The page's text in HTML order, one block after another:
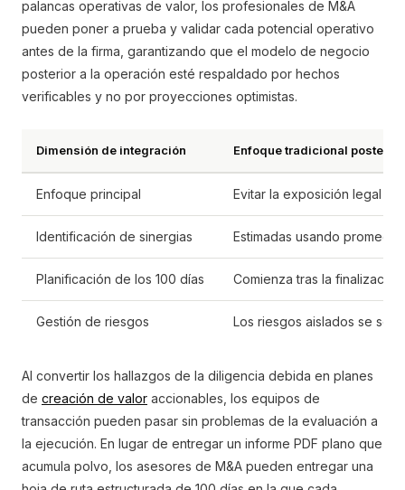
palancas operativas de valor, los profesionales de M&A
pueden poner a prueba y validar cada potencial operativo
antes de la firma, garantizando que el modelo de negocio
posterior a la operación esté respaldado por hechos
verificables y no por proyecciones optimistas.
Dimensión de integración Enfoque tradicional
Enfoque principal Evitar la exposición legal y
Identificación de sinergias Estimadas usando
Planificación de los 100 días Comienza tras la
Gestión de riesgos Los riesgos aislados se
Al convertir los hallazgos de la diligencia debida en planes
de creación de valor accionables, los equipos de
transacción pueden pasar sin problemas de la evaluación a
la ejecución. En lugar de entregar un informe PDF plano que
acumula polvo, los asesores de M&A pueden entregar una